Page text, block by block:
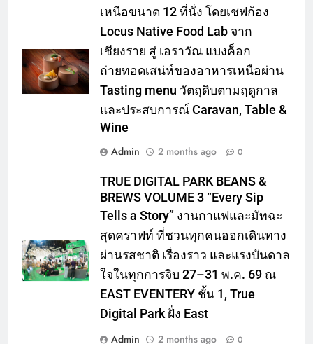
เหนือขนาด 12 ที่นั่ง โดยเชฟก้อง
Locus Native Food Lab จาก
เชียงราย สู่ เอราวัณ แบงค็อก
ถ่ายทอดเสน่ห์ของอาหารเหนือผ่าน
Tasting menu วัตถุดิบตามฤดูกาล
และประสบการณ์ Caravan, Table &
Wine
Admin
2 months ago 0
TRUE DIGITAL PARK BEANS &
BREWS VOLUME 3 “Every Sip
Tells a Story” งานกาแฟและมัทฉะ
สุดคราฟท์ ที่ชวนทุกคนออกเดินทาง
ผ่านรสชาติ เรื่องราว และแรงบันดาล
ใจในทุกการจิบ 27–31 พ.ค. 69 ณ
EAST EVENTERY ชั้น 1, True
Digital Park ฝั่ง East
Admin
2 months ago 0